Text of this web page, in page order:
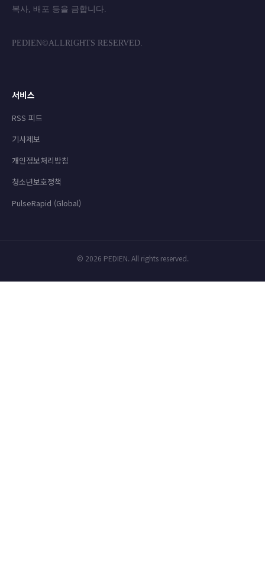
복사, 배포 등을 금합니
PEDIEN©ALLRIGHTS RESERVED.
서비스
RSS 피드
기사제보
개인정보처리방침
청소년보호정책
PulseRapid (Global)
© 2026 PEDIEN. All rights reserved.